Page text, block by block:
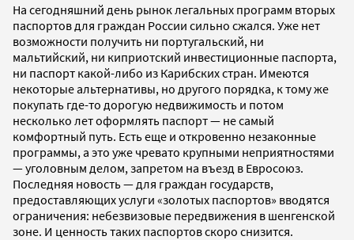
На сегодняшний день рынок легальных программ вторых
паспортов для граждан России сильно сжался. Уже нет
возможности получить ни португальский, ни
мальтийский, ни киприотский инвестиционные паспорта,
ни паспорт какой-либо из Карибских стран. Имеются
некоторые альтернативы, но другого порядка, к тому же
покупать где-то дорогую недвижимость и потом
несколько лет оформлять паспорт — не самый
комфортный путь. Есть еще и откровенно незаконные
программы, а это уже чревато крупными неприятностями
— уголовным делом, запретом на въезд в Евросоюз.
Последняя новость — для граждан государств,
предоставляющих услуги «золотых паспортов» вводятся
ограничения: небезвизовые передвижения в шенгенской
зоне. И ценность таких паспортов скоро снизится.